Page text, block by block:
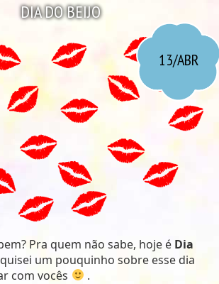
DIA DO BEIJO
13/ABR
Pra quem não sabe, hoje é Dia
um pouquinho sobre esse dia
com vocês
.